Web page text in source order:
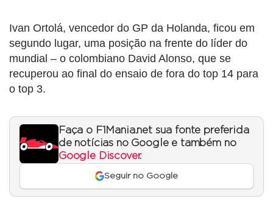
Ivan Ortolá, vencedor do GP da Holanda, ficou em
segundo lugar, uma posição na frente do líder do
mundial – o colombiano David Alonso, que se
recuperou ao final do ensaio de fora do top 14 para
o top 3.
Faça o F1Mania.net sua fonte preferida
de notícias no Google e também no
Google Discover.
Seguir no Google